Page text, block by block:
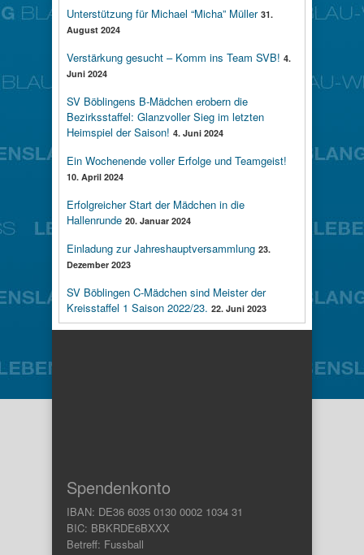
Unterstützung für Michael “Micha” Müller 31.
August 2024
Verstärkung gesucht – Komm ins Team SVB! 4.
Juni 2024
SV Böblingens B-Mädchen erobern die
Bezirksstaffel: Glanzvoller Sieg im letzten
Heimspiel der Saison! 4. Juni 2024
Ein Wochenende voller Erfolge und Teamgeist!
10. April 2024
Erfolgreicher Start der Mädchen in die
Hallenrunde 20. Januar 2024
Einladung zur Jahreshauptversammlung 23.
Dezember 2023
SV Böblingen C-Mädchen sind Meister der
Kreisstaffel 1 Saison 2022/23. 22. Juni 2023
Spendenkonto
IBAN: DE36 6035 0130 0002 1034 31
BIC: BBKRDE6BXXX
Betreff: Fussball